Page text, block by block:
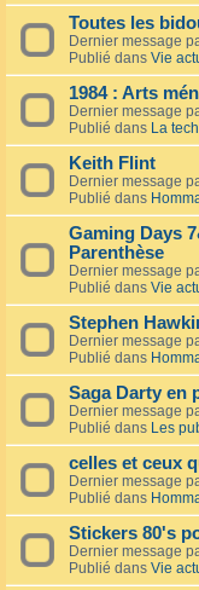
Toutes les
Dernier message
Publié dans Vie
1984 : Arts
Dernier message
Publié dans La
Keith Flint
Dernier message
Publié dans
Gaming Days
Parenthèse
Dernier message
Publié dans Vie
Stephen
Dernier message
Publié dans
Saga Darty en
Dernier message
Publié dans Les
celles et ceux
Dernier message
Publié dans
Stickers 80's
Dernier message
Publié dans Vie